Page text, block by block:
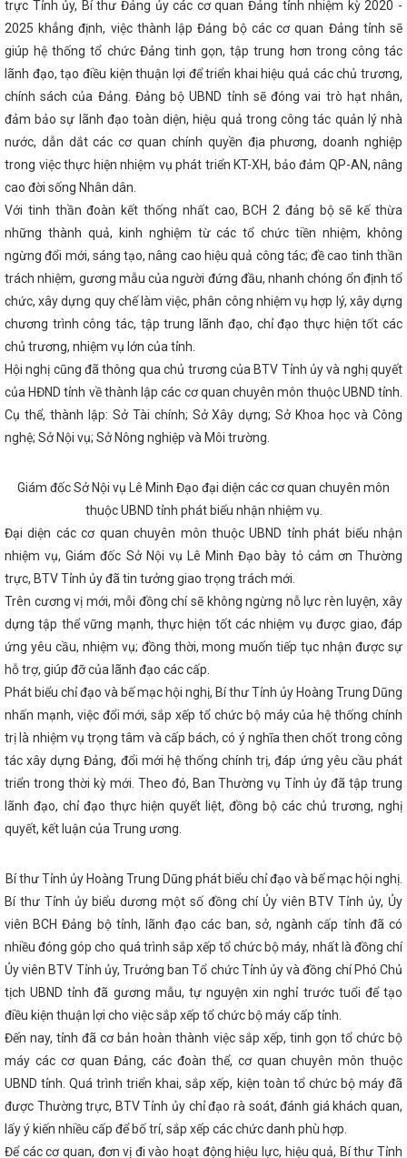
phẩm OCOP Hà Tĩnh
CĐN Công Thương: Phát động Tháng
cường kết nối cung cầu tiêu thụ sản phẩm (Theo Đài Phát thanh và
công 2 dự án năng lượng gần 850 tỷ đồng ở huyện miền núi Hà
nhiệm vụ phát triển kinh tế - xã hội những tháng cuối năm
đán Giáp Thìn 2024
Sơ kết giữa nhiệm kỳ thực hiện Nghị
Thương lần thứ III, nhiệm kỳ 2020 - 2025
HÀ TĨNH: TIẾP NHẬN
THỊ TRƯỜNG TỪ BỘ CÔNG THƯƠNG ĐỂ TỔ CHỨC LẠI THÀNH CHI
SỞ CÔNG THƯƠNG
Hội nghị trực tuyến đánh giá tình hình
hàng hóa Tết Nguyên đán năm 2024
Quy định xử phạt vi
hóa chất và vật liệu nổ công nghiệp
Thực hiện tốt Cuộc vận
hàng Việt Nam”
Hà Tĩnh quán triệt các chuyên đề quan
thực hiện Nghị quyết Đại hội Đảng bộ tỉnh lần thứ XX
Hà Tĩnh 2025 diễn ra từ 19/11
Hà Tĩnh tham gia trưng bày, giới
tiêu biểu tại Hội nghị kết nối giao thương Khu vực miền Trung –
phố Đà Nẵng
Lãnh đạo Hà Tĩnh thăm Công ty TNHH Công
Tengchi
Tổ chức giải bóng chuyền hơi chào mừng chào
Hội nghị triển khai Chiến lược phát triển năng lượng hydrogen
tầm nhìn đến năm 2050
Tổng Bí thư, Chủ tịch nước Tô Lâm gặp
THỰC TRẠNG VÀ GIẢI PHÁP PHÁT TRIỂN CÔNG NGHIỆP
HÀ TĨNH
Công điện về việc đảm bảo vận hành an toàn, ổn định
gian tới
Lý do dừng trình đề án sắp xếp huyện, xã theo quy định
mạc Kỳ họp thứ 5, Quốc hội khóa XV
TỔ CÔNG TÁC BỘ CÔNG
THƯƠNG TỈNH HÀ TĨNH
Lễ ký kết Bản ghi nhớ hợp tác về
Cạnh tranh Quốc gia và Đại sứ quán Liên hiệp Vương quốc Anh và
phó sự cố hóa chất năm 2025 tại nhà máy nhiệt điện Vũng Áng II -
Áng II
Nữ đoàn viên, người lao động ngành Công Thương Hà
lễ Áo dài” năm 2024
Phát triển công nghiệp hỗ trợ ngành cơ
Diên giải trình, làm rõ các vấn đề Đại biểu Quốc hội quan tâm về
CĐN Công Thương: Sớm hoàn thành kế hoạch kiểm tra Công
công tác LĐLĐ tỉnh làm việc với CĐN Công Thương về công tác
Đảng ủy Sở Công Thương tổ chức Chào cờ - triển khai công
máy Nhiệt điện Vũng Áng 2 tiếp nhận những tấn than đầu tiên
Thương mại trong điều kiện thực hiện chính quyền địa phương 02
Hội nghị tập huấn tuyên truyền Cuộc vận động “Người Việt Nam
tại huyện Nghi Xuân năm 2023
Hà Tĩnh có 2 dự án quan trọng
lượng
Hà Tĩnh với “Chiến dịch Quang Trung”
Ban Chấp
tình hình KT - XH năm 2025
Đề xuất xây dựng dự án điện mặt
của Việt Nam tại Hà Tĩnh
Ban Thường vụ Tỉnh ủy, Ban Chấp
ý kiến các nội dung
Trong mọi tình huống phải đảm bảo
cầu thị trường trong nước
Hà Tĩnh phê duyệt dự án đường Xô
Đông
Sở Công Thương tổ chức Chào cờ - triển khai công tác
thực hiện chương trình phát triển ngành công nghiệp môi trường
trên địa bàn tỉnh Hà Tĩnh
Bộ Công Thương Việt Nam và Bộ
bản ghi nhớ về phát triển chuỗi liên kết công nghiệp
Bộ đội
thi "Dân vận khéo" Hà Tĩnh năm 2024
Tình hình sản xuất
Hà Tĩnh tham gia Hội nghị Kết nối cung - cầu giữa Thành phố Hồ
trong cả nước
Hà Tĩnh tăng cường hợp tác với Thành phố Huế
học công nghệ, chuyển đổi số
Thúc đẩy đưa đặc sản Hà Tĩnh đến người tiêu dùng
Tăng trưởng GRDP Hà Tĩnh ước đạt 8,78%, xếp thứ nhất Bắc
công nghiệp hỗ trợ, công nghiệp nông thôn, phổ biến văn bản
HĐND tỉnh Hà Tĩnh nhiệm kỳ 2021-2026 thông qua 369 nghị quyết
công, khởi động chào mừng Đại hội XIV của Đảng
Kế hoạch
Tỉnh ủy về việc thực hiện Chỉ thị số 31-CT/TW ngày 19/3/2024 của
XIII về tiếp tục tăng cường sự
An toàn khi mua bán hàng hóa
thanh toán không dùng tiền mặt
Kỳ họp thứ 34, HĐND tỉnh:
toàn hồ đập
Không để lọt vào Trung ương người giàu bất
tịch UBND tỉnh: Quyết tâm tạo đột phá, đưa Hà Tĩnh phát triển nhanh
- 2030
Quan tâm hoàn thiện cơ sở hạ tầng tại các Cụm công
Tập trung tháo gỡ vướng mắc, đẩy mạnh thực hiện Đề án 06 ở
Công ty Tân cảng Sài Gòn về duy trì tuyến hàng container qua
PHÓ SỰ CỐ HÓA CHẤT NĂM 2025 TẠI CHI NHÁNH CÔNG NGHIỆP
Bộ Công Thương ban hành Chỉ thị về việc tiếp tục tăng cường
chất cần kiểm soát đặc biệt và các hóa chất nguy hiểm khác
trợ cơ sở công nghiệp nông thôn Hà Tĩnh thực hiện chuyển đổi số
nhân Ngày Doanh nhân Việt Nam (13/10)
Bộ trưởng Bộ Công
trực Tỉnh ủy, Bí thư Đảng ủy các cơ quan Đảng tỉnh nhiệm kỳ 2020 -
2025 khẳng định, việc thành lập Đảng bộ các cơ quan Đảng tỉnh sẽ
giúp hệ thống tổ chức Đảng tinh gọn, tập trung hơn trong công tác
lãnh đạo, tạo điều kiện thuận lợi để triển khai hiệu quả các chủ trương,
chính sách của Đảng. Đảng bộ UBND tỉnh sẽ đóng vai trò hạt nhân,
đảm bảo sự lãnh đạo toàn diện, hiệu quả trong công tác quản lý nhà
nước, dẫn dắt các cơ quan chính quyền địa phương, doanh nghiệp
trong việc thực hiện nhiệm vụ phát triển KT-XH, bảo đảm QP-AN, nâng
cao đời sống Nhân dân.
Với tinh thần đoàn kết thống nhất cao, BCH 2 đảng bộ sẽ kế thừa
những thành quả, kinh nghiệm từ các tổ chức tiền nhiệm, không
ngừng đổi mới, sáng tạo, nâng cao hiệu quả công tác; đề cao tinh thần
trách nhiệm, gương mẫu của người đứng đầu, nhanh chóng ổn định tổ
chức, xây dựng quy chế làm việc, phân công nhiệm vụ hợp lý, xây dựng
chương trình công tác, tập trung lãnh đạo, chỉ đạo thực hiện tốt các
chủ trương, nhiệm vụ lớn của tỉnh.
Hội nghị cũng đã thông qua chủ trương của BTV Tỉnh ủy và nghị quyết
của HĐND tỉnh về thành lập các cơ quan chuyên môn thuộc UBND tỉnh.
Cụ thể, thành lập: Sở Tài chính; Sở Xây dựng; Sở Khoa học và Công
nghệ; Sở Nội vụ; Sở Nông nghiệp và Môi trường.
Giám đốc Sở Nội vụ Lê Minh Đạo đại diện các cơ quan chuyên môn
thuộc UBND tỉnh phát biểu nhận nhiệm vụ.
Đại diện các cơ quan chuyên môn thuộc UBND tỉnh phát biểu nhận
nhiệm vụ, Giám đốc Sở Nội vụ Lê Minh Đạo bày tỏ cảm ơn Thường
trực, BTV Tỉnh ủy đã tin tưởng giao trọng trách mới.
Trên cương vị mới, mỗi đồng chí sẽ không ngừng nỗ lực rèn luyện, xây
dựng tập thể vững mạnh, thực hiện tốt các nhiệm vụ được giao, đáp
ứng yêu cầu, nhiệm vụ; đồng thời, mong muốn tiếp tục nhận được sự
hỗ trợ, giúp đỡ của lãnh đạo các cấp.
Phát biểu chỉ đạo và bế mạc hội nghị, Bí thư Tỉnh ủy Hoàng Trung Dũng
nhấn mạnh, việc đổi mới, sắp xếp tổ chức bộ máy của hệ thống chính
trị là nhiệm vụ trọng tâm và cấp bách, có ý nghĩa then chốt trong công
tác xây dựng Đảng, đổi mới hệ thống chính trị, đáp ứng yêu cầu phát
triển trong thời kỳ mới. Theo đó, Ban Thường vụ Tỉnh ủy đã tập trung
lãnh đạo, chỉ đạo thực hiện quyết liệt, đồng bộ các chủ trương, nghị
quyết, kết luận của Trung ương.
Bí thư Tỉnh ủy Hoàng Trung Dũng phát biểu chỉ đạo và bế mạc hội nghị.
Bí thư Tỉnh ủy biểu dương một số đồng chí Ủy viên BTV Tỉnh ủy, Ủy
viên BCH Đảng bộ tỉnh, lãnh đạo các ban, sở, ngành cấp tỉnh đã có
nhiều đóng góp cho quá trình sắp xếp tổ chức bộ máy, nhất là đồng chí
Ủy viên BTV Tỉnh ủy, Trưởng ban Tổ chức Tỉnh ủy và đồng chí Phó Chủ
tịch UBND tỉnh đã gương mẫu, tự nguyện xin nghỉ trước tuổi để tạo
điều kiện thuận lợi cho việc sắp xếp tổ chức bộ máy cấp tỉnh.
Đến nay, tỉnh đã cơ bản hoàn thành việc sắp xếp, tinh gọn tổ chức bộ
máy các cơ quan Đảng, các đoàn thể, cơ quan chuyên môn thuộc
UBND tỉnh. Quá trình triển khai, sắp xếp, kiện toàn tổ chức bộ máy đã
được Thường trực, BTV Tỉnh ủy chỉ đạo rà soát, đánh giá khách quan,
lấy ý kiến nhiều cấp để bố trí, sắp xếp các chức danh phù hợp.
Để các cơ quan, đơn vị đi vào hoạt động hiệu lực, hiệu quả, Bí thư Tỉnh